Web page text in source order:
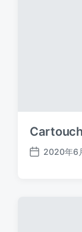
发
2020年6